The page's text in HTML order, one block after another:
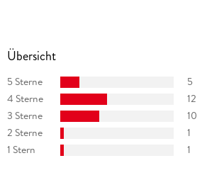
Juan José Millás, Adolfo Bioy Casares,
Übersicht
5 Sterne
5
4 Sterne
12
3 Sterne
10
2 Sterne
1
1 Stern
1